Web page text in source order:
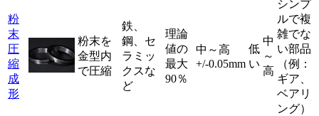
粉
末
圧
縮
成
形
粉末を
金型内
で圧縮
鉄、
鋼、セ
ラミッ
クスな
ど
理論
値の
最大
90％
中～高
+/-0.05mm
低
い
中
～
高
シンプ
ルで複
雑でな
い部品
（例：
ギア、
ベアリ
ング）